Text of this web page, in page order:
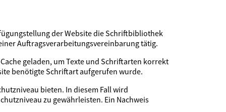
der Website die Schriftbibliothek
Auftragsverarbeitungsvereinbarung tätig.
geladen, um Texte und Schriftarten korrekt
benötigte Schriftart aufgerufen wurde.
bieten. In diesem Fall wird
zu gewährleisten. Ein Nachweis